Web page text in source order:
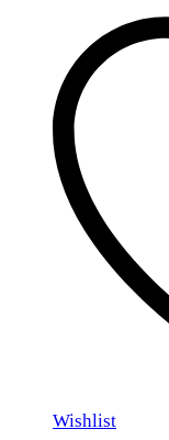
Wishlist